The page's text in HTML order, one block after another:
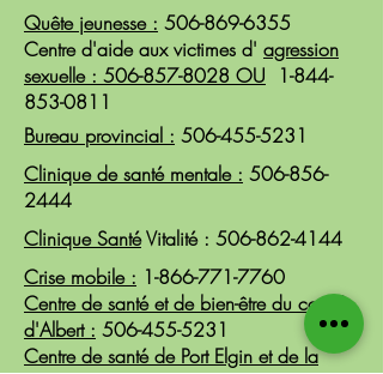
Bureau provincial : 506-455-5231
Clinique de santé mentale : 506-856-
2444
Clinique SantéVitalité : 506-862-4144
Crise mobile : 1-866-771-7760
Centre de santé et de bien-être du comté
d'Albert : 506-455-5231
Centre de santé de Port Elgin et de la
Quête jeunesse : 506-869-6355
Centre d'aide aux victimes d' agression
sexuelle : 506-857-8028 OU
1-844-
853-0811